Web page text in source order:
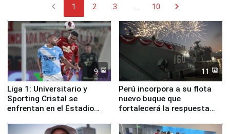
chevron_left 1 2 3 10 chevron_right
9
Liga 1: Universitario y
Sporting Cristal se
enfrentan en el Estadio
11
Perú incorpora a su flota
nuevo buque que
fortalecerá la respuesta